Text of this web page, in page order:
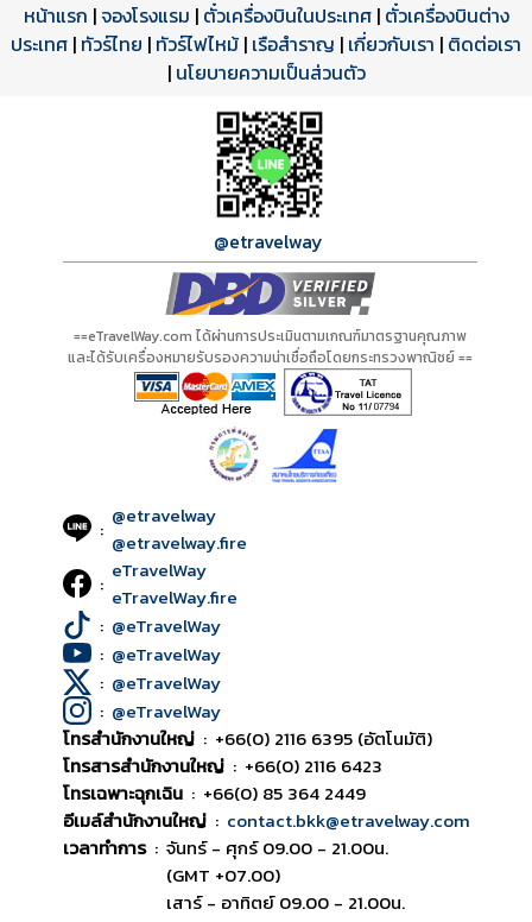
โปรแกรมทัวร์
ดาวน์โหลด PDF
รีวิวลูกค้าจริง
รีวิวจาก eTravelWay
เปิดหน้าเต็ม
ใบอนุญาตนำเที่ยว
เลขที่ 11/11450
เปิดหน้าเต็ม
หน้าแรก |จองโรงแรม | ตั๋วเครื่องบินในประเทศ| ตั๋วเครื่องบินต่าง
ประเทศ | ทัวร์ไทย | ทัวร์ไฟไหม้ | เรือสำราญ | เกี่ยวกับเรา | ติดต่อเรา
| นโยบายความเป็นส่วนตัว
@etravelway
==eTravelWay.com ได้ผ่านการประเมินตามเกณฑ์มาตรฐานคุณภาพ
และได้รับเครื่องหมายรับรองความน่าเชื่อถือโดยกระทรวงพาณิชย์ ==
: @etravelway
@etravelway.fire
: eTravelWay
eTravelWay.fire
: @eTravelWay
: @eTravelWay
: @eTravelWay
: @eTravelWay
โทรสำนักงานใหญ่ : +66(0) 2116 6395 (อัตโนมัติ)
โทรสารสำนักงานใหญ่ : +66(0) 2116 6423
โทรเฉพาะฉุกเฉิน : +66(0) 85 364 2449
อีเมล์สำนักงานใหญ่ : contact.bkk@etravelway.com
เวลาทำการ : จันทร์ - ศุกร์ 09.00 - 21.00น.
(GMT +07.00)
เสาร์ - อาทิตย์ 09.00 - 21.00น.